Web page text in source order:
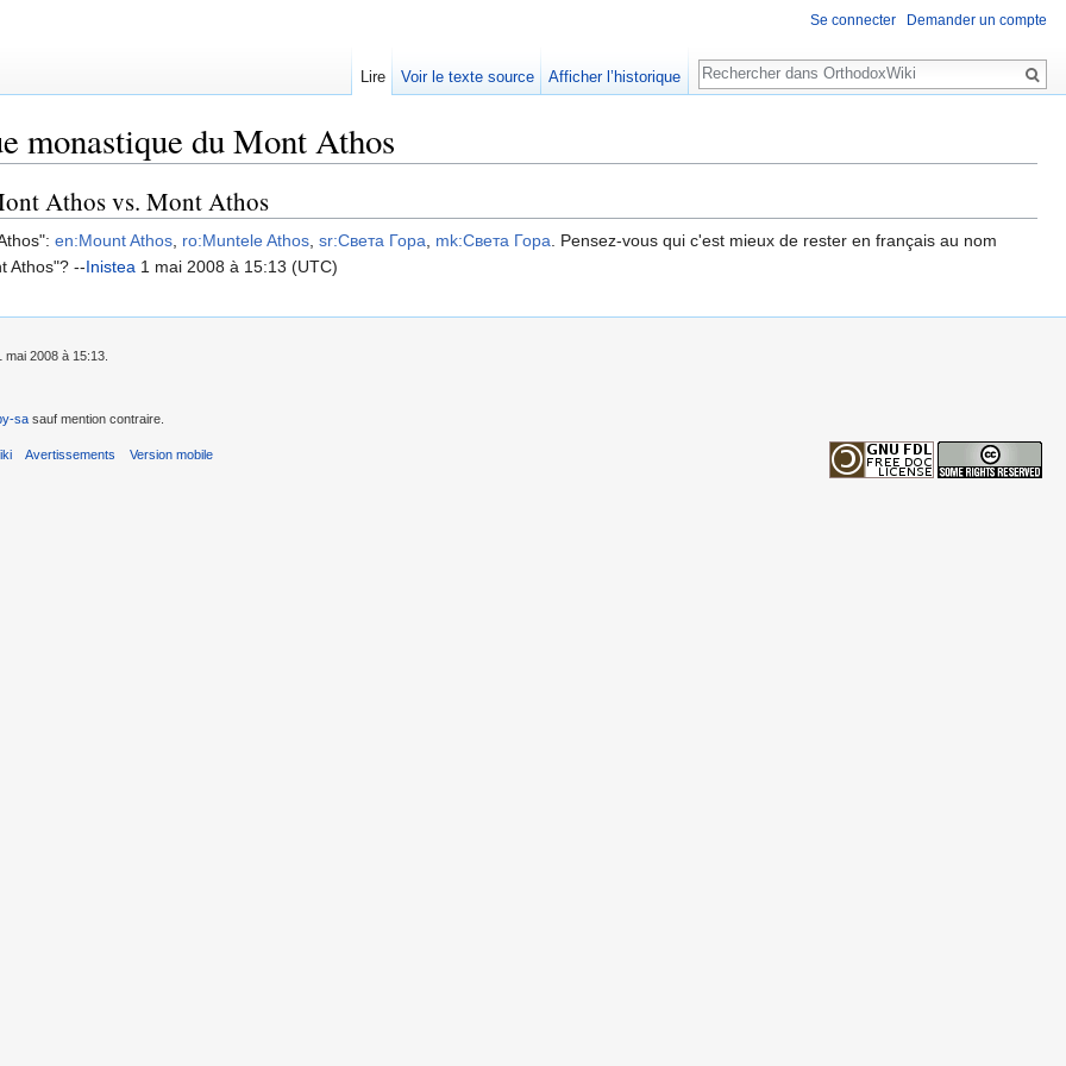
monastique du Mont Athos
Athos vs. Mont Athos
en:Mount Athos ro:Muntele Athos sr:Света Гора mk:Света Гора . Pensez-vous qui c'est mieux de rester en français au nom
Athos"? --Inistea 1 mai 2008 à 15:13 (UTC)
Se connecter Demander un compte
Lire Voir le texte source Afficher l’historique
Rechercher
mai 2008 à 15:13.
sa sauf mention contraire.
Avertissements Version mobile